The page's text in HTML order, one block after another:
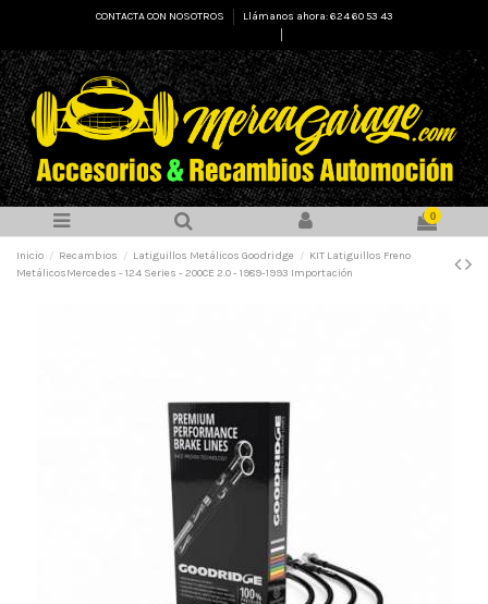
CONTACTA CON NOSOTROS
Llámanos ahora: 624 60 53 43
0
Inicio Recambios Latiguillos Metálicos Goodridge
KIT Latiguillos Freno
MetálicosMercedes - 124 Series - 200CE 2.0 - 1989-1993 Importación